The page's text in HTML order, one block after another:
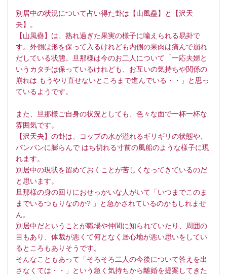
別居中の状況について占い得た卦は【山風蠱】と【沢天
夬】。
【山風蠱】は、熟れ過ぎた果実の様子に喩えられる易卦で
す。外側は形を保って入るけれども内側の果肉は痛んで崩れ
だしている状態。旦那様は今のお二人について「一応夫婦と
いうカタチは保っているけれども、お互いの気持ちや関係の
崩れは もうやり直せないところまで進んでいる・・」と思っ
ているようです。
また、旦那様ご自身の状況としても、色々な面で一杯一杯な
雰囲気です。
【沢天夬】の卦は、コップの水が溢れるギリギリの状態や、
パンパンに膨らんで はち切れる寸前の風船のような様子に現
れます。
別居中の現状を留めておくことが苦しくなってきているのだ
と思います。
旦那様の身の回りにおせっかいな人がいて「いつまでこのま
までいるつもりなのか? 」と急かされているのかもしれませ
ん。
別居中だということが職場や仲間に知られていたり、周囲の
目もあり、体裁が悪くて何となく居心地が悪い思いをしてい
るところもありそうです。
そんなこともあって「そろそろ二人の今後について答えを出
さなくては・・」という急く気持ちから離婚を提案してきた